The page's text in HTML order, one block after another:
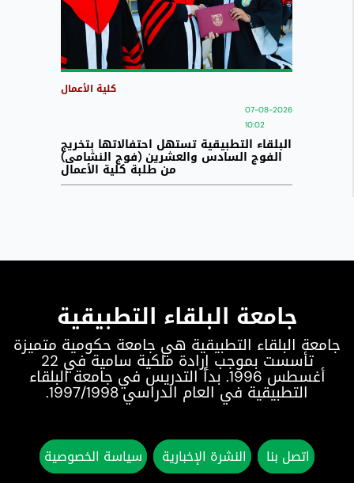
كلية الأعمال
07-08-2026
10:02
البلقاء التطبيقية تستهل احتفالاتها بتخريج
الفوج السادس والعشرين (فوج النشامى)
من طلبة كلية الأعمال
جامعة البلقاء التطبيقية
جامعة البلقاء التطبيقية هي جامعة حكومية متميزة
تأسست بموجب إرادة ملكية سامية في 22
أغسطس 1996. بدأ التدريس في جامعة البلقاء
التطبيقية في العام الدراسي 1997/1998.
اتصل بنا النشرة الإخبارية سياسة الخصوصية